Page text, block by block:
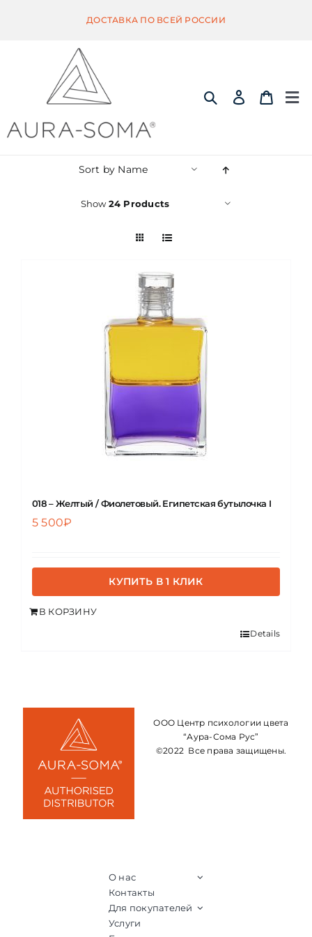
ДОСТАВКА ПО ВСЕЙ РОССИИ
ЭКВИЛИБРИУМ
ЦВЕТОВАЯ ЭССЕНЦИЯ
ПОЛНЫЕ КОМПЛЕКТЫ
УСЛУГИ
БЛОГ
Sort by Name
Show24 Products
018 – Желтый / Фиолетовый. Египетская бутылочка I
5 500₽
КУПИТЬ В 1 КЛИК
В КОРЗИНУ
Details
ООО Центр психологии цвета
“Аура-Сома Рус”
©2022 Все права защищены.
О нас
Контакты
Для покупателей
Услуги